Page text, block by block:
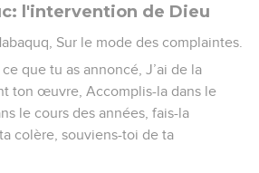
l'intervention de Dieu
Sur le mode des complaintes.
que tu as annoncé, J’ai de la
ton œuvre, Accomplis-la dans le
le cours des années, fais-la
colère, souviens-toi de ta